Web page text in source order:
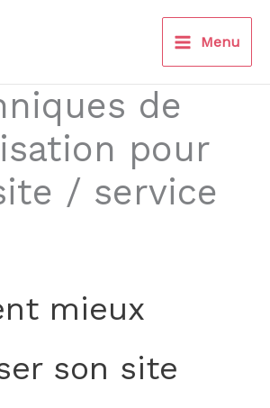
Menu
de
pour
/ service
mieux
son site